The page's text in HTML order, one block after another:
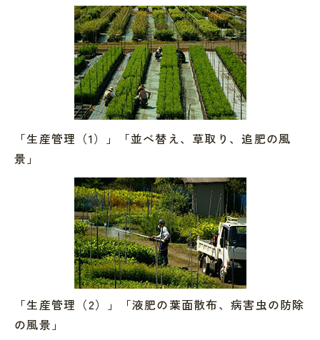
「生産管理（1）」「並べ替え、草取り、追肥の風
景」
「生産管理（2）」「液肥の葉面散布、病害虫の防除
の風景」